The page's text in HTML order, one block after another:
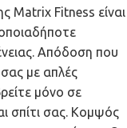
Matrix Fitness είναι
Απόδοση που
με απλές
μόνο σε
σπίτι σας. Κομψός